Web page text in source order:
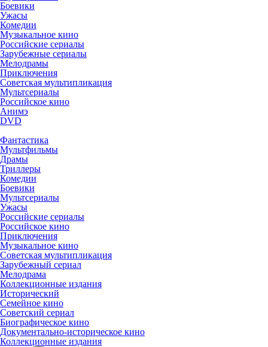
Боевики
Ужасы
Комедии
Музыкальное кино
Российские сериалы
Зарубежные сериалы
Мелодрамы
Приключения
Советская мультипликация
Мультсериалы
Российское кино
Анимэ
DVD
Фантастика
Мультфильмы
Драмы
Триллеры
Комедии
Боевики
Мультсериалы
Ужасы
Российские сериалы
Российское кино
Приключения
Музыкальное кино
Советская мультипликация
Зарубежный сериал
Мелодрама
Коллекционные издания
Исторический
Семейное кино
Советский сериал
Биографическое кино
Документально-историческое кино
Коллекционные издания